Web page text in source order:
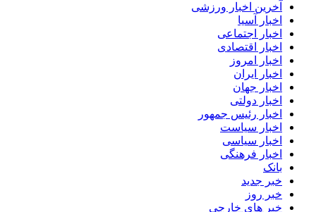
آخرین اخبار ورزشی
اخبار آسیا
اخبار اجتماعی
اخبار اقتصادی
اخبار امروز
اخبار ایران
اخبار جهان
اخبار دولتی
اخبار رئیس جمهور
اخبار سیاست
اخبار سیاسی
اخبار فرهنگی
بانک
خبر جدید
خبر روز
خبر های خارجی